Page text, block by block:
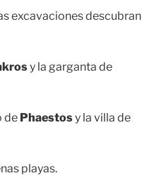
excavaciones descubran
y la garganta de
de Phaestosy la villa de
playas.